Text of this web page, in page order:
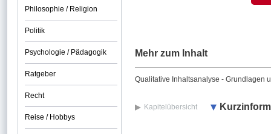
Mehr zum Inhalt
Qualitative Inhaltsanalyse - Grundlagen
Kapitelübersicht
Philosophie / Religion
Politik
Psychologie / Pädagogik
Ratgeber
Recht
Reise / Hobbys